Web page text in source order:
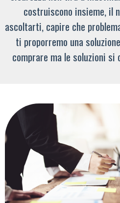
costruiscono insieme, il
ascoltarti, capire che
ti proporremo una
comprare ma le soluzioni